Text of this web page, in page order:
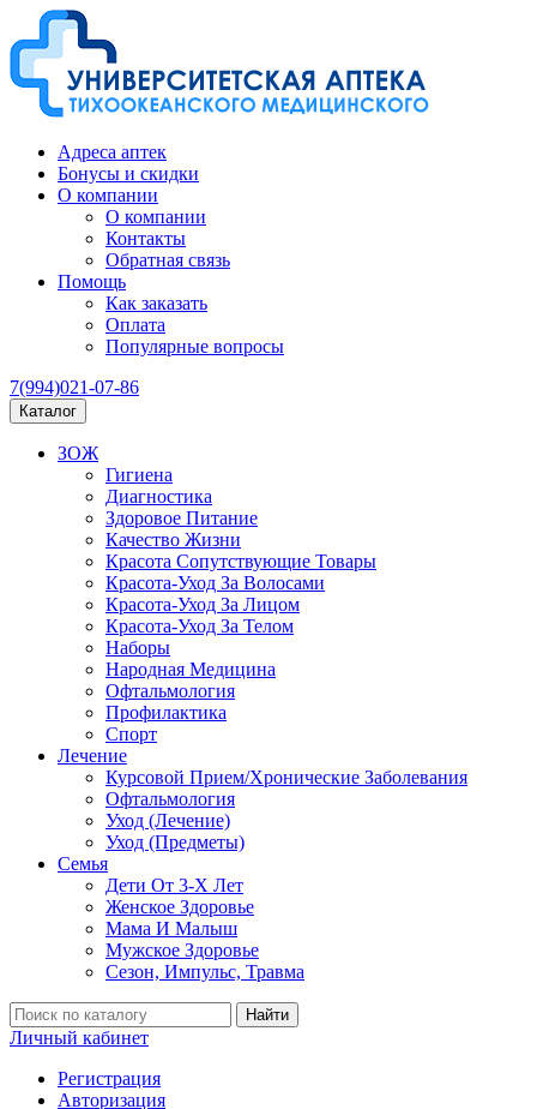
Адреса аптек
Бонусы и скидки
О компании
О компании
Контакты
Обратная связь
Помощь
Как заказать
Оплата
Популярные вопросы
7(994)021-07-86
Каталог
ЗОЖ
Гигиена
Диагностика
Здоровое Питание
Качество Жизни
Красота Сопутствующие Товары
Красота-Уход За Волосами
Красота-Уход За Лицом
Красота-Уход За Телом
Наборы
Народная Медицина
Офтальмология
Профилактика
Спорт
Лечение
Курсовой Прием/Хронические Заболевания
Офтальмология
Уход (Лечение)
Уход (Предметы)
Семья
Дети От 3-Х Лет
Женское Здоровье
Мама И Малыш
Мужское Здоровье
Сезон, Импульс, Травма
Найти
Личный кабинет
Регистрация
Авторизация